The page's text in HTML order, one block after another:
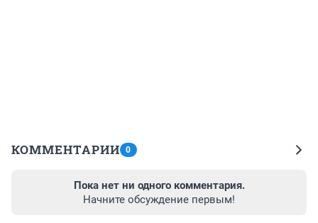
КОММЕНТАРИИ 0
Пока нет ни одного комментария.
Начните обсуждение первым!